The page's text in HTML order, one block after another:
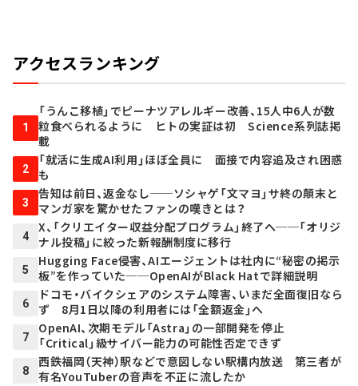
アクセスランキング
1
「うんこ移植」でピーナツアレルギー改善、15人中6人が数
粒食べられるように ヒトの実証は初 Science系列誌掲
載
2
「就活に生成AI利用」ほぼ全員に 面接で内容追及され困惑
も
3
告知は前日、返金なし──ソシャゲ「文マヨ」サ終の顛末と
マンガ家を驚かせたファンの嘆きとは？
4
X、「クリエイター収益分配プログラム」終了へ──「オリジ
ナル投稿」に絞った新報酬制度に移行
5
Hugging Face侵害、AIエージェントは社内に“秘密の掲示
板”を作っていた──OpenAIがBlack Hatで詳細説明
6
ドコモ・バイクシェアのシステム障害、いまだ全面復旧なら
ず 8月1日以降の利用者には「全額返金」へ
7
OpenAI、次期モデル「Astra」の一部開発を停止
「Critical」級サイバー能力の可能性否定できず
8
西鉄福岡（天神）駅などで意図しない駅構内放送 第三者が
有名YouTuberの音声を不正に流したか